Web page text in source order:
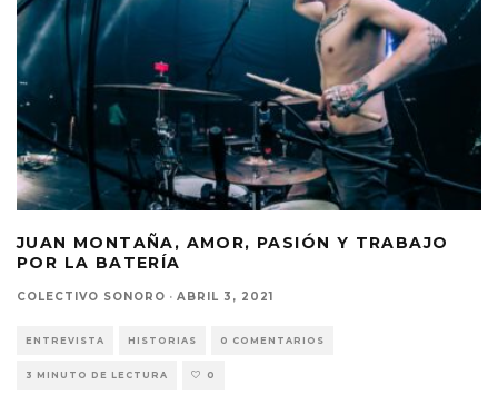
JUAN MONTAÑA, AMOR, PASIÓN Y TRABAJO
POR LA BATERÍA
COLECTIVO SONORO · ABRIL 3, 2021
ENTREVISTA HISTORIAS 0 COMENTARIOS
3 MINUTO DE LECTURA 0